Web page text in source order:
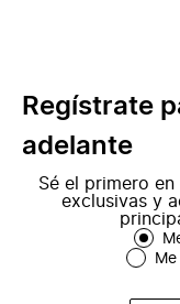
Regístrate
adelante
Sé el primero
exclusivas y